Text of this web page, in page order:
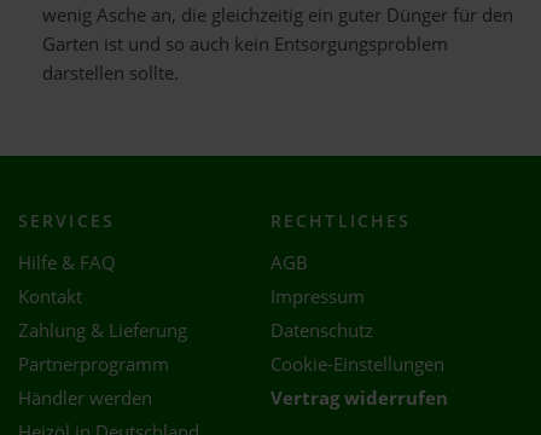
wenig Asche an, die gleichzeitig ein guter Dünger für den
Garten ist und so auch kein Entsorgungsproblem
darstellen sollte.
SERVICES
Hilfe & FAQ
Kontakt
Zahlung & Lieferung
Partnerprogramm
Händler werden
RECHTLICHES
AGB
Impressum
Datenschutz
Cookie-Einstellungen
Vertrag widerrufen